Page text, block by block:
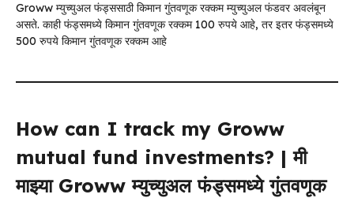
Groww म्युच्युअल फंड्ससाठी किमान गुंतवणूक रक्कम म्युच्युअल फंडवर अवलंबून
असते. काही फंड्समध्ये किमान गुंतवणूक रक्कम 100 रुपये आहे, तर इतर फंड्समध्ये
500 रुपये किमान गुंतवणूक रक्कम आहे
How can I track my Groww
mutual fund investments? | मी
माझ्या Groww म्युच्युअल फंड्समध्ये गुंतवणूक